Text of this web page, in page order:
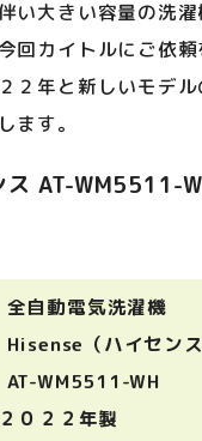
い大きい容量の洗濯
回カイトルにご依
２年と新しいモデ
ます。
ス AT-WM5511-
自動電気洗濯機
（ハイセンス
WH
２２年製